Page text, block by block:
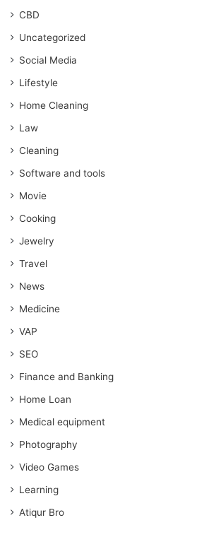
CBD
Uncategorized
Social Media
Lifestyle
Home Cleaning
Law
Cleaning
Software and tools
Movie
Cooking
Jewelry
Travel
News
Medicine
VAP
SEO
Finance and Banking
Home Loan
Medical equipment
Photography
Video Games
Learning
Atiqur Bro